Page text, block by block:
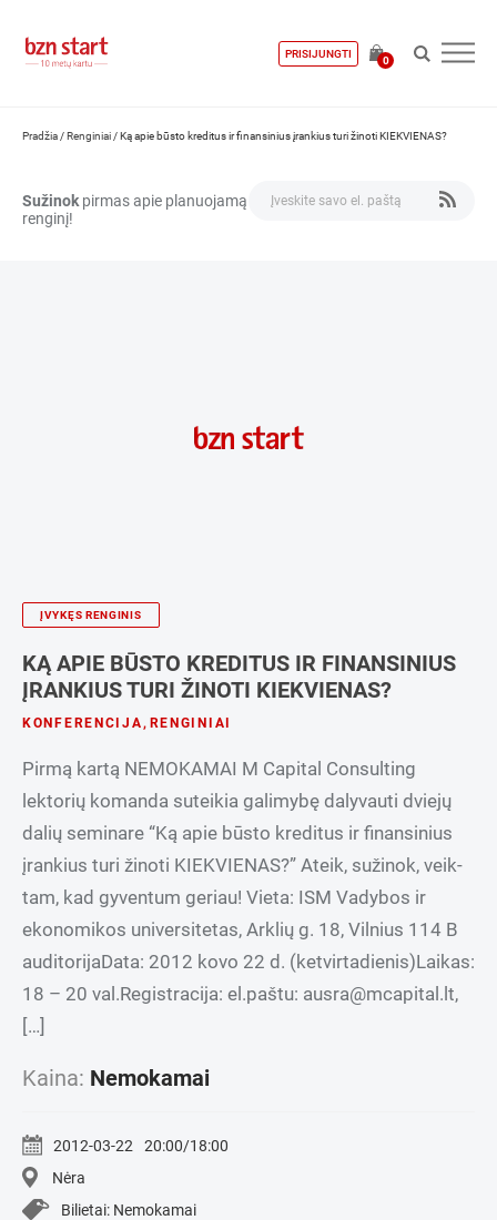
PRISIJUNGTI
0
Pradžia /Renginiai /Ką apie būsto kreditus ir finansinius įrankius turi žinoti KIEKVIENAS?
Sužinok pirmas apie planuojamą
renginį!
ĮVYKĘS RENGINIS
KĄ APIE BŪSTO KREDITUS IR FINANSINIUS
ĮRANKIUS TURI ŽINOTI KIEKVIENAS?
KONFERENCIJA, RENGINIAI
Pirmą kartą NEMOKAMAI M Capital Consulting
lektorių komanda suteikia galimybę dalyvauti dviejų
dalių seminare “Ką apie būsto kreditus ir finansinius
įrankius turi žinoti KIEKVIENAS?” Ateik, sužinok, veik-
tam, kad gyventum geriau! Vieta: ISM Vadybos ir
ekonomikos universitetas, Arklių g. 18, Vilnius 114 B
auditorijaData: 2012 kovo 22 d. (ketvirtadienis)Laikas:
18 – 20 val.Registracija: el.paštu: ausra@mcapital.lt,
[…]
Kaina: Nemokamai
2012-03-22
20:00/18:00
Nėra
Bilietai: Nemokamai